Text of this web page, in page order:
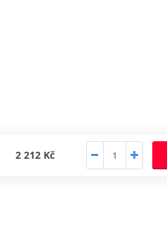
2 212 Kč